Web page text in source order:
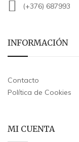
(+376) 687993
INFORMACIÓN
Contacto
Política de Cookies
MI CUENTA